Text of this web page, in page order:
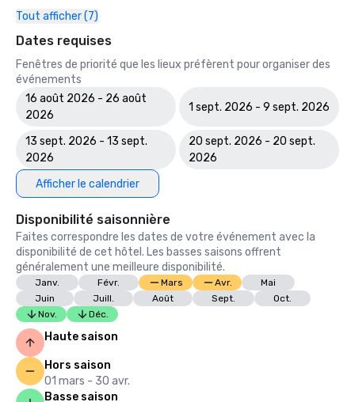
Tout afficher (7)
Dates requises
Fenêtres de priorité que les lieux préfèrent pour organiser des
événements
16 août 2026 - 26 août
2026
1 sept. 2026 - 9 sept. 2026
13 sept. 2026 - 13 sept.
2026
20 sept. 2026 - 20 sept.
2026
Afficher le calendrier
Disponibilité saisonnière
Faites correspondre les dates de votre événement avec la
disponibilité de cet hôtel. Les basses saisons offrent
généralement une meilleure disponibilité.
Janv. Févr. Mars Avr.
Mai
Juin
Juill. Août Sept.
Oct.
Nov.
Déc.
Haute saison
Hors saison
01 mars - 30 avr.
Basse saison